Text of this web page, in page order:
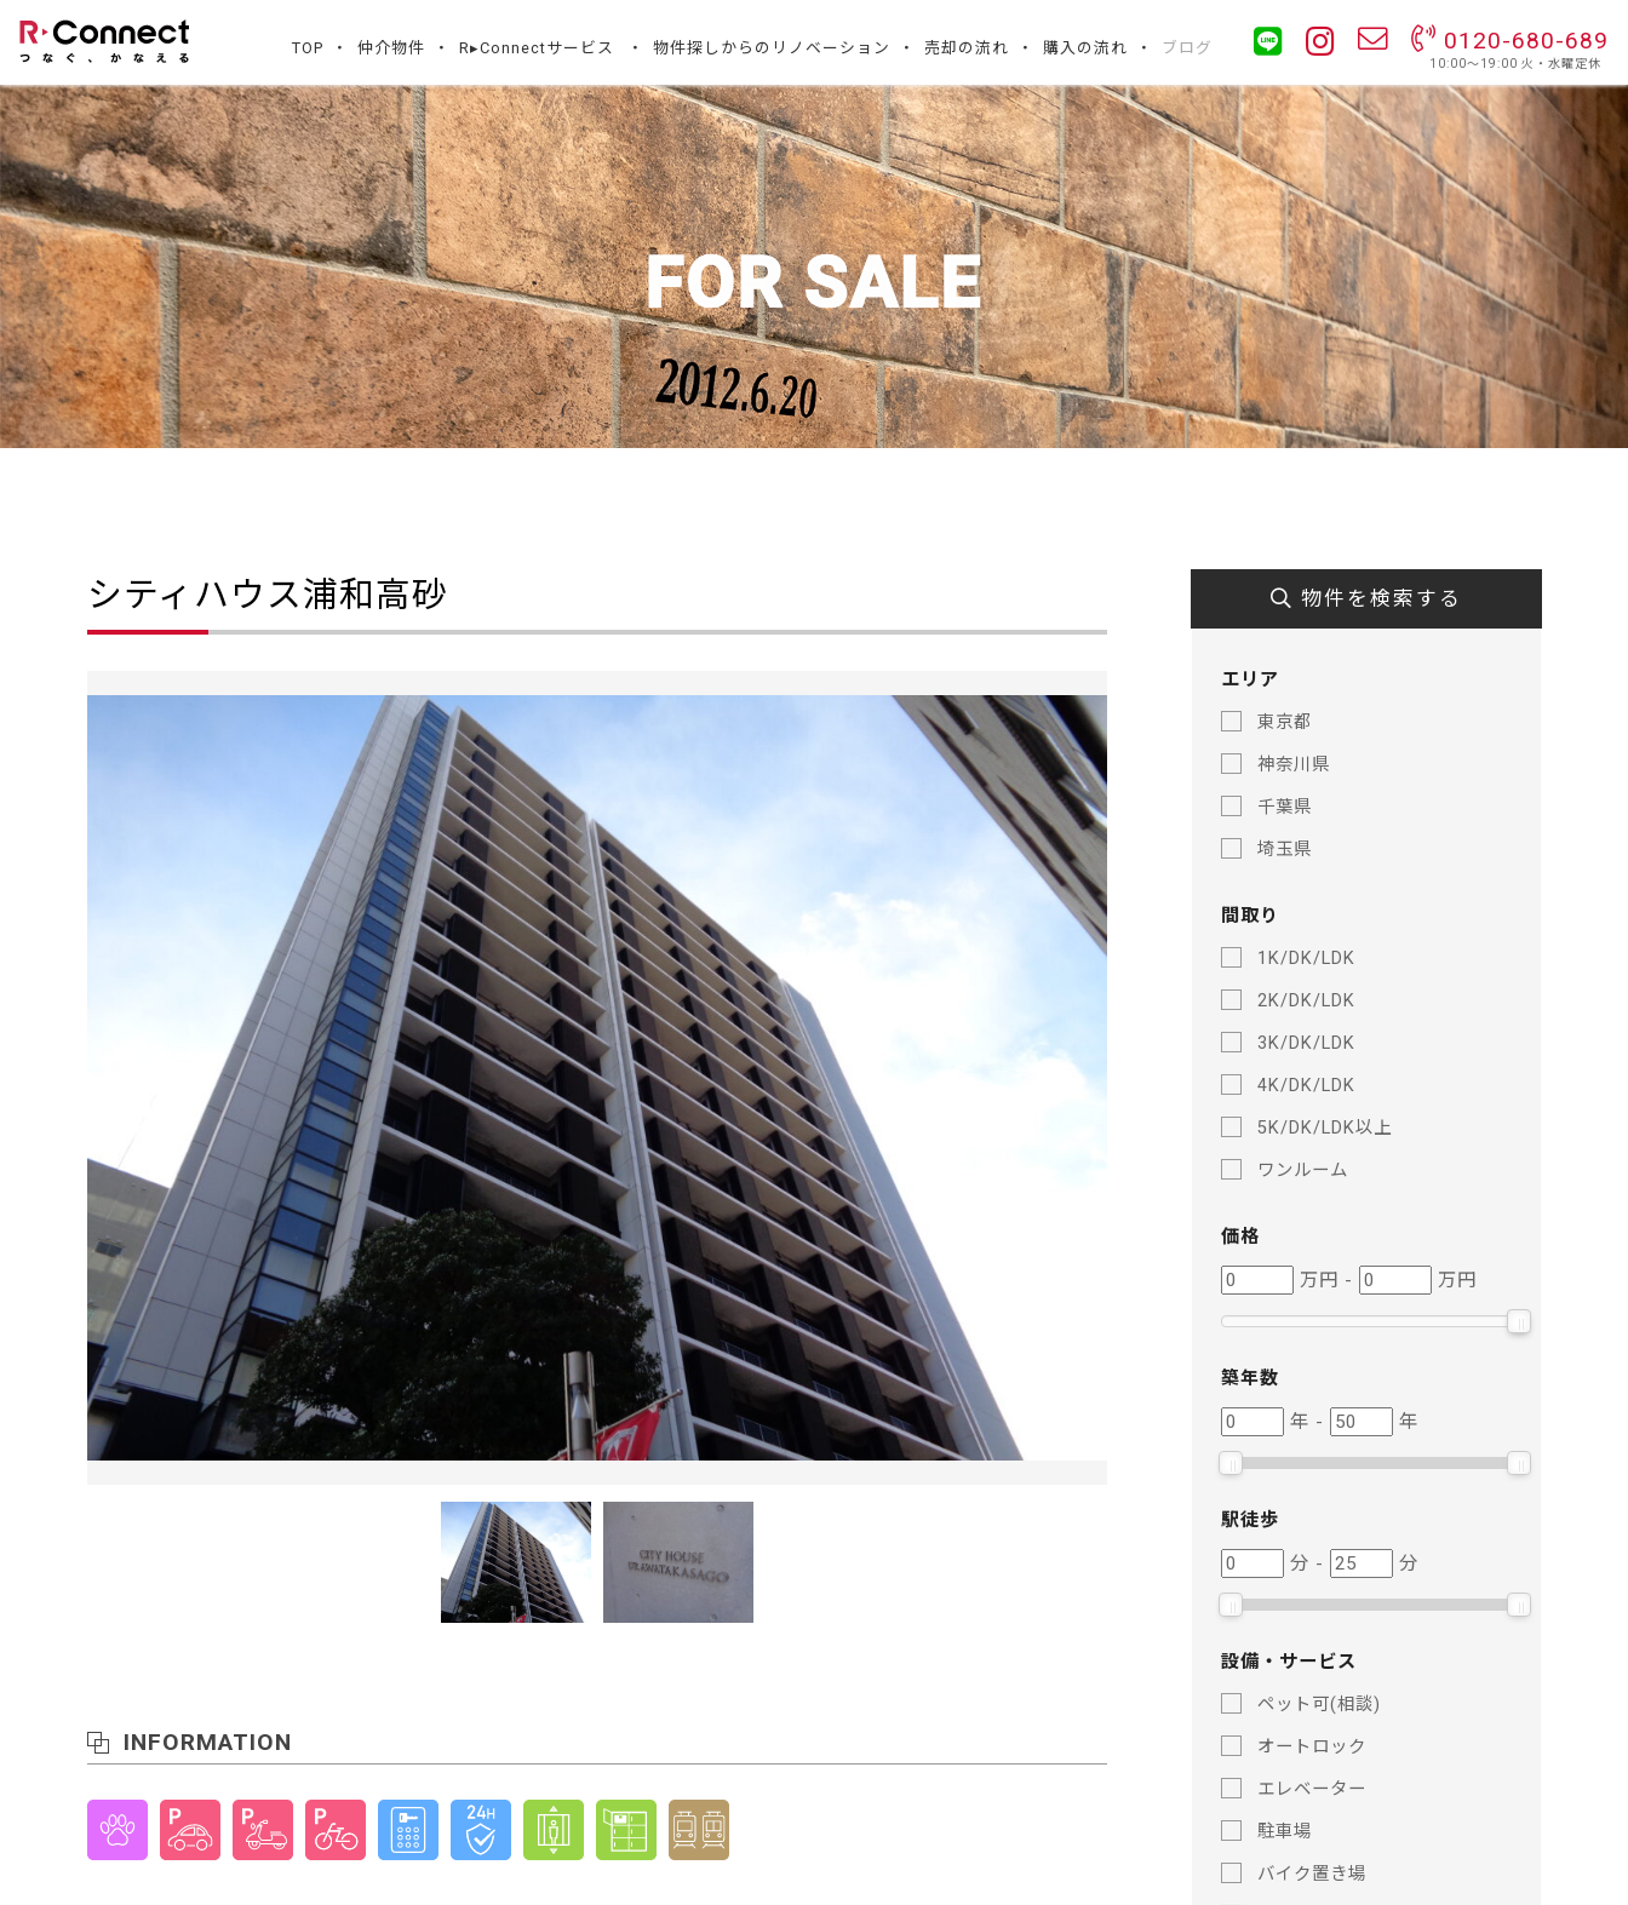
TOP 仲介物件 R▸Connectサービス 物件探しからのリノベーション 売却の流れ 購入の流れ ブログ 0120-680-689
10:00〜19:00 火・水曜定休
シティハウス浦和高砂
INFORMATION
物件を検索する
エリア
東京都
神奈川県
千葉県
埼玉県
間取り
1K/DK/LDK
2K/DK/LDK
3K/DK/LDK
4K/DK/LDK
5K/DK/LDK以上
ワンルーム
価格
価
格
万円 -
価
格
万円
築年数
築
年
年 -
築
年
年
駅徒歩
駅
徒
分 -
駅
徒
分
設備・サービス
ペット可(相談)
オートロック
エレベーター
駐車場
バイク置き場